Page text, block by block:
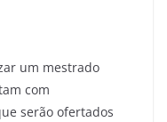
um mestrado
com
serão ofertados